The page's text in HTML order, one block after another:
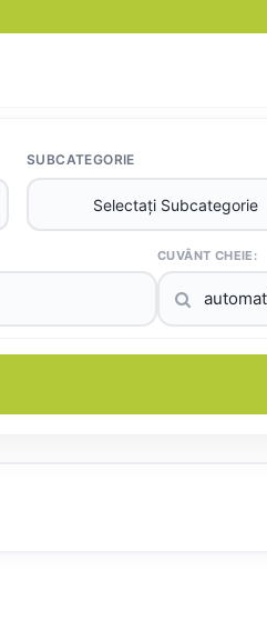
SUBCATEGORIE
CUVÂNT CHEIE: